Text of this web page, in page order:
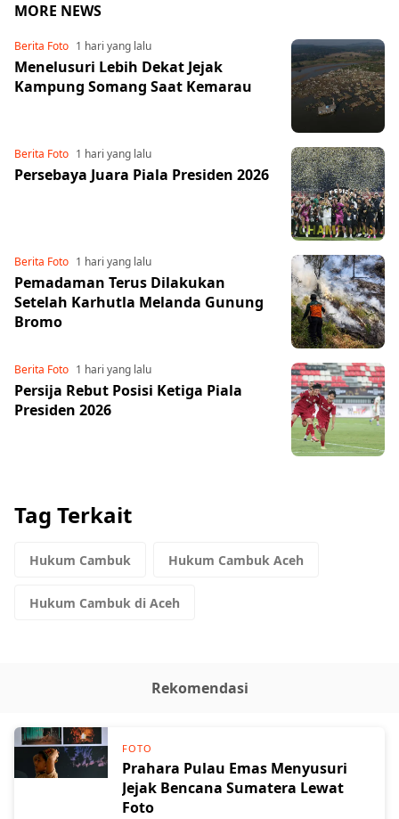
MORE NEWS
Berita Foto 1 hari yang lalu
Menelusuri Lebih Dekat Jejak
Kampung Somang Saat Kemarau
Berita Foto 1 hari yang lalu
Persebaya Juara Piala Presiden 2026
Berita Foto 1 hari yang lalu
Pemadaman Terus Dilakukan
Setelah Karhutla Melanda Gunung
Bromo
Berita Foto 1 hari yang lalu
Persija Rebut Posisi Ketiga Piala
Presiden 2026
Tag Terkait
Hukum Cambuk Hukum Cambuk Aceh
Hukum Cambuk di Aceh
Rekomendasi
FOTO
Prahara Pulau Emas Menyusuri
Jejak Bencana Sumatera Lewat
Foto
Share to others
Mail